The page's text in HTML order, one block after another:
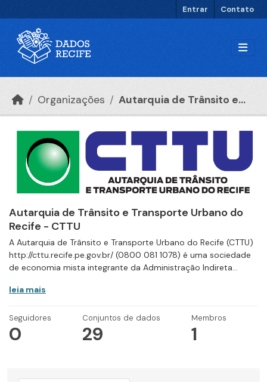
Entrar Contato
Organizações Autarquia de Trânsito e...
Autarquia de Trânsito e Transporte Urbano do
Recife - CTTU
A Autarquia de Trânsito e Transporte Urbano do Recife (CTTU)
http://cttu.recife.pe.gov.br/ (0800 081 1078) é uma sociedade
de economia mista integrante da Administração Indireta...
leia mais
Seguidores
0
Conjuntos de dados
29
Membros
1